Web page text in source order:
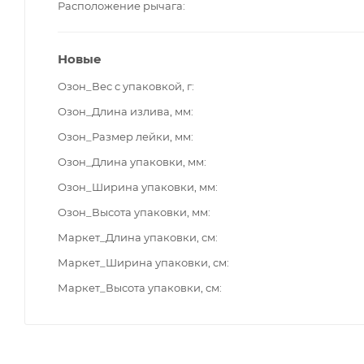
Расположение рычага
Новые
Озон_Вес с упаковкой, г
Озон_Длина излива, мм
Озон_Размер лейки, мм
Озон_Длина упаковки, мм
Озон_Ширина упаковки, мм
Озон_Высота упаковки, мм
Маркет_Длина упаковки, см
Маркет_Ширина упаковки, см
Маркет_Высота упаковки, см